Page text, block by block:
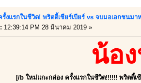
งแรกในชีวิต! พริตตี้เชียร์เบียร์ vs จบมอเอกชนมา
12:39:14 PM 28 มีนาคม 2019 »
น้อ
[/b ใหม่แกะกล่อง ครั้งแรกในชีวิต!!!!!! พริตตี้เ